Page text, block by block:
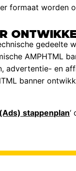
formaat worden
gedeelte
AMPHTML
advertentie- en
banner
stappenplan